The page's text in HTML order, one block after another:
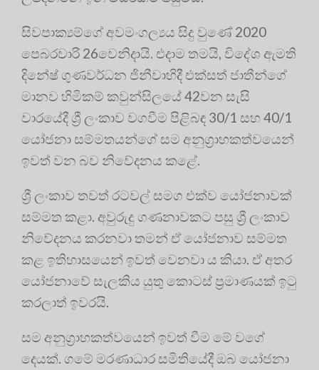
සිවපාක්‍යම්ගේ අවමංගල්‍යය සිදු වුණේ 2020
පෙබරවාරි 26වෙනිදායි. එදාම තමයි, විදේශ ඇමති
දිනේෂ් ගුණවර්ධන ජිනීවාහිදී එක්සත් ජාතීන්ගේ
මානව හිමිකම් කවුන්සිලයේ 42වන සැසි
වාරයේදී ශ්‍රී ලංකාව වගවීම පිළිබඳ 30/1 සහ 40/1
යෝජනා සම්මතයන්ගේ සම අනුග්‍රාහකත්වයෙන්
ඉවත් වන බව නිවේදනය කළේ.
ශ්‍රී ලංකාව තවත් රටවල් සමග එක්ව යෝජනාවක්
සම්මත කළා. අවුරුදු ගණනාවකට පසු ශ්‍රී ලංකාව
නිවේදනය කරනවා තමන් ඒ යෝජනාව සම්මත
කළ ඉතිහාසයෙන් ඉවත් වෙනවා ය කියා. ඒ අතර
යෝජනාවේ සැලකිය යුතු කොටස් ප්‍රමාණයක් ඉටු
කරලාත් ඉවරයි.
සම අනුග්‍රාහකත්වයෙන් ඉවත් වීම මේ වගේ
දෙයක්. ගමේ මරණාධාර සමිතියේදී ඔබ යෝජනා